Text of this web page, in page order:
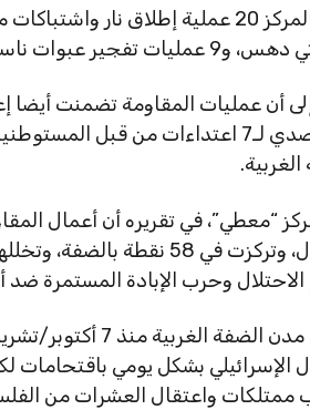
ورصد المركز 20 عملية إطلاق نار
تفجير عبوات ناسفة.
أن عمليات المقاومة تضمنت أيضا
إلى التصدي لـ7 اعتداءات من
“معطي”، في تقريره أن أعمال
الاحتلال وحرب الإبادة المستمرة
الإسرائيلي بشكل يومي باقتحامات
ممتلكات واعتقال العشرات من